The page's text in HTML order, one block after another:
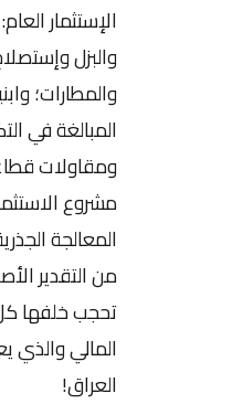
الإستثمار
والبزل
والمطارات؛
المبالغة في
ومقاولات
مشروع
المعالجة
من التقدير
تحجب خلفها
المالي والذي
العراق!